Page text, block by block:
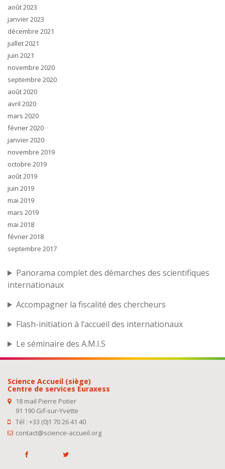
août 2023
janvier 2023
décembre 2021
juillet 2021
juin 2021
novembre 2020
septembre 2020
août 2020
avril 2020
mars 2020
février 2020
janvier 2020
novembre 2019
octobre 2019
août 2019
juin 2019
mai 2019
mars 2019
mai 2018
février 2018
septembre 2017
Panorama complet des démarches des scientifiques
internationaux
Accompagner la fiscalité des chercheurs
Flash-initiation à l’accueil des internationaux
Le séminaire des A.M.I.S
Science Accueil (siège)
Centre de services Euraxess
18 mail Pierre Potier
91 190 Gif-sur-Yvette
Tél : +33 (0)1 70 26 41 40
contact@science-accueil.org